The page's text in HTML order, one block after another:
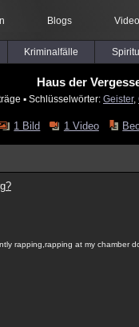
Blogs
Kriminalfälle
Haus der
▪ Schlüsselwörter: Geister,
1 Bild 1 Video
rapping,rapping at my chamber